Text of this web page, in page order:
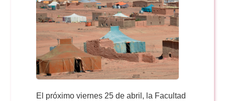
El próximo viernes 25 de abril, la Facultad